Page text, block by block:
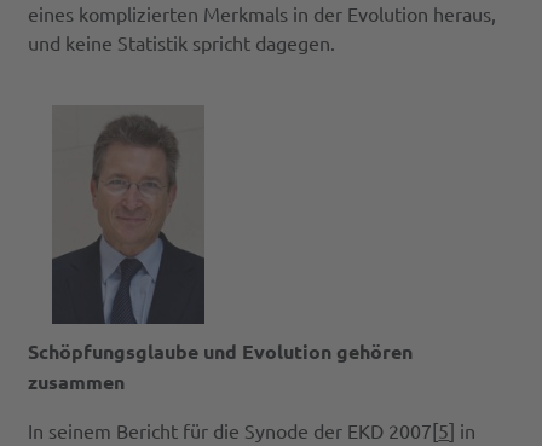
eines komplizierten Merkmals in der Evolution heraus,
und keine Statistik spricht dagegen.
Schöpfungsglaube und Evolution gehören
zusammen
In seinem Bericht für die Synode der EKD 2007[5] in